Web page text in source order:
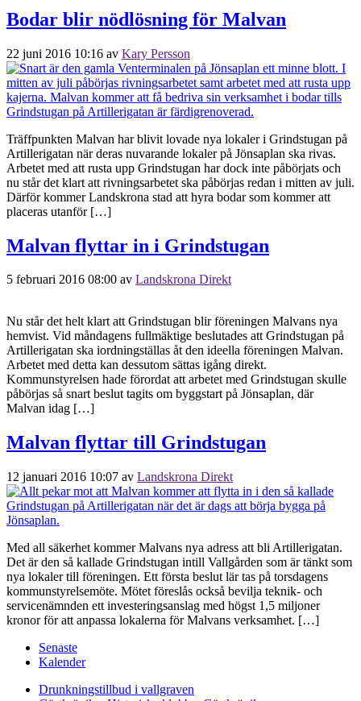
Bodar blir nödlösning för Malvan
22 juni 2016 10:16 av Kary Persson
Träffpunkten Malvan har blivit lovade nya lokaler i Grindstugan på
Artillerigatan när deras nuvarande lokaler på Jönsaplan ska rivas.
Arbetet med att rusta upp Grindstugan har dock inte påbörjats och
nu står det klart att rivningsarbetet ska påbörjas redan i mitten av juli.
Därför kommer Landskrona stad att hyra bodar som kommer att
placeras utanför […]
Malvan flyttar in i Grindstugan
5 februari 2016 08:00 av Landskrona Direkt
Nu står det helt klart att Grindstugan blir föreningen Malvans nya
hemvist. Vid måndagens fullmäktige beslutades att Grindstugan på
Artillerigatan ska iordningställas åt den ideella föreningen Malvan.
Arbetet med detta kan dessutom sättas igång direkt.
Kommunstyrelsen hade förordat att arbetet med Grindstugan skulle
påbörjas så snart beslut tagits om byggstart på Jönsaplan, där
Malvan idag […]
Malvan flyttar till Grindstugan
12 januari 2016 10:07 av Landskrona Direkt
Med all säkerhet kommer Malvans nya adress att bli Artillerigatan.
Det är den så kallade Grindstugan intill Vallgården som är tänkt som
nya lokaler till föreningen. Ett första beslut lär tas på torsdagens
kommunstyrelsemöte. Mötet föreslås också bevilja teknik- och
servicenämnden ett investeringsanslag med högst 1,5 miljoner
kronor för att anpassa lokalerna för Malvans verksamhet. […]
Senaste
Kalender
Drunkningstillbud i vallgraven